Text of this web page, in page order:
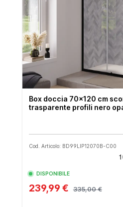
Box doccia 70x120 cm
trasparente profili nero
Cod. Articolo: BD99LIP12070B-C00
DISPONIBILE
239,99 € 335,00 €